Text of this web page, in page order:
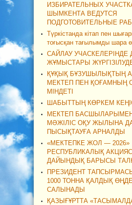
ИЗБИРАТЕЛЬНЫХ
ШЫМКЕНТА ВЕДУТСЯ
ПОДГОТОВИТЕЛЬНЫЕ
Түркістанда кітап пен
тоғысқан тағылымды шара
САЙЛАУ
ЖҰМЫСТАРЫ
ҚҰҚЫҚ БҰЗУШЫЛЫҚТЫҢ
МЕКТЕП ПЕН ҚОҒАМНЫҢ
МІНДЕТІ
ШАБЫТТЫҢ КӨРКЕМ
МЕКТЕП
МӘЖІЛІС ОҚУ ЖЫЛЫНА
ПЫСЫҚТАУҒА АРНАЛДЫ
«МЕКТЕПКЕ ЖОЛ — 2026»
РЕСПУБЛИКАЛЫҚ
ДАЙЫНДЫҚ БАРЫСЫ
ПРЕЗИДЕНТ
1000 ТОННА ҚАЛДЫҚ
САЛЫНАДЫ
ҚАЗЫҒҰРТТА